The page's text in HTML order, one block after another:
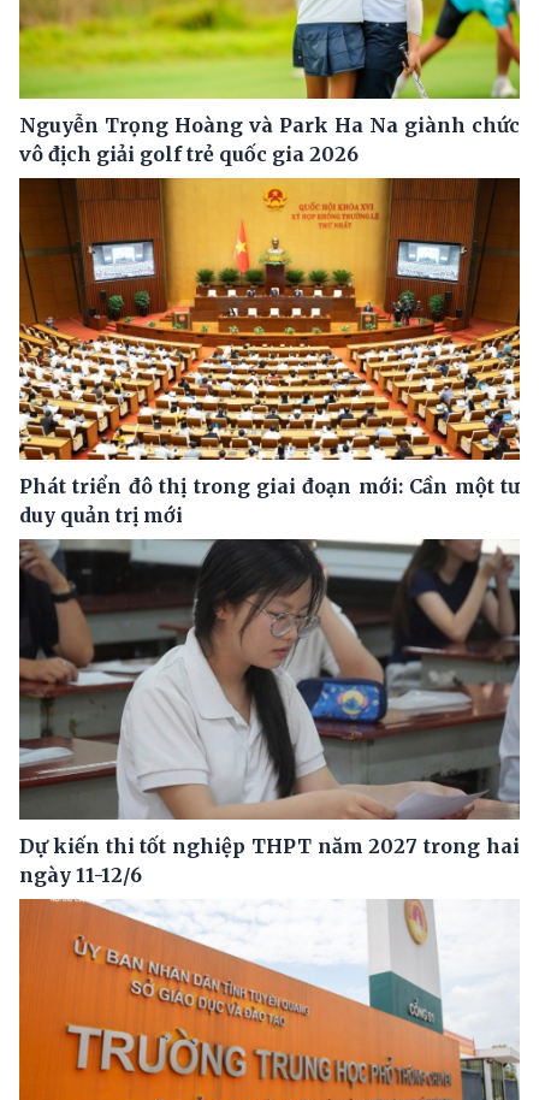
Nguyễn Trọng Hoàng và Park Ha Na giành chức
vô địch giải golf trẻ quốc gia 2026
Phát triển đô thị trong giai đoạn mới: Cần một tư
duy quản trị mới
Dự kiến thi tốt nghiệp THPT năm 2027 trong hai
ngày 11-12/6